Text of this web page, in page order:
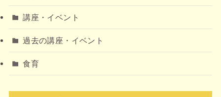
講座・イベント
過去の講座・イベント
食育